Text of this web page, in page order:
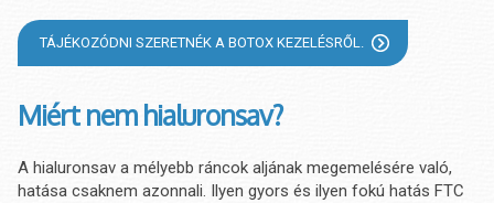
TÁJÉKOZÓDNI SZERETNÉK A BOTOX KEZELÉSRŐL.
Miért nem hialuronsav?
A hialuronsav a mélyebb ráncok aljának megemelésére való,
hatása csaknem azonnali. Ilyen gyors és ilyen fokú hatás FTC